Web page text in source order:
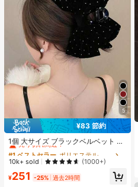
5
¥83 節約
1個 大サイズ ブラックベルベット リ
ボン ヘアクリップ クリスタルライン
ストーン装飾付き、エレガントな二
重レイヤー フロック加工リボン レデ
ィース用
#1 ベストセラー
ポリエステル 髪の爪
売り切れ間近！
#1 ベストセラー
売り切れ間近！
#1 ベストセラー
売り切れ間近！
#1 ベストセラー
売り切れ間近！
10k+ sold (1000+)
¥251 -25% 過去2時間